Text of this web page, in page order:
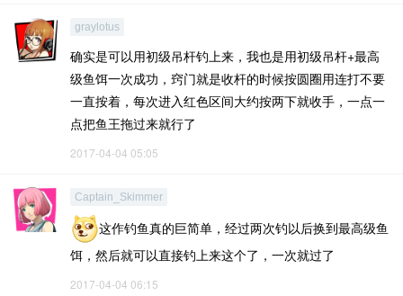
graylotus
确实是可以用初级吊杆钓上来，我也是用初级吊杆+最高
级鱼饵一次成功，窍门就是收杆的时候按圆圈用连打不要
一直按着，每次进入红色区间大约按两下就收手，一点一
点把鱼王拖过来就行了
2017-04-04 05:05
Captain_Skimmer
这作钓鱼真的巨简单，经过两次钓以后换到最高级鱼
饵，然后就可以直接钓上来这个了，一次就过了
2017-04-04 06:15